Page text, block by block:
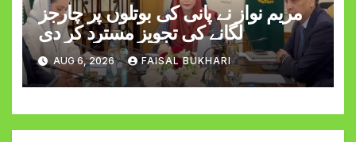
مریم نواز نے پانی کی بوتلوں پر چارجز
لگانے کی تجویز مسترد کر دی
AUG 6, 2026 FAISAL BUKHARI